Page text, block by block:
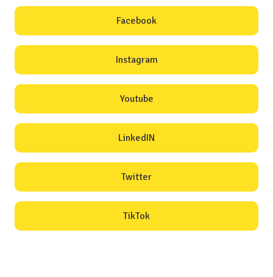
Facebook
Instagram
Youtube
LinkedIN
Twitter
TikTok